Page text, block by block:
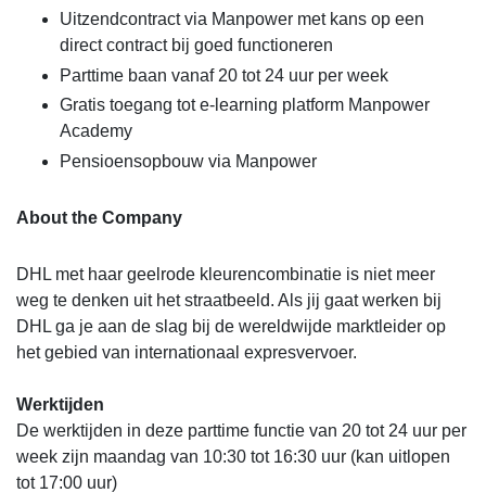
Uitzendcontract via Manpower met kans op een
direct contract bij goed functioneren
Parttime baan vanaf 20 tot 24 uur per week
Gratis toegang tot e-learning platform Manpower
Academy
Pensioensopbouw via Manpower
About the Company
DHL met haar geelrode kleurencombinatie is niet meer
weg te denken uit het straatbeeld. Als jij gaat werken bij
DHL ga je aan de slag bij de wereldwijde marktleider op
het gebied van internationaal expresvervoer.
Werktijden
De werktijden in deze parttime functie van 20 tot 24 uur per
week zijn maandag van 10:30 tot 16:30 uur (kan uitlopen
tot 17:00 uur)